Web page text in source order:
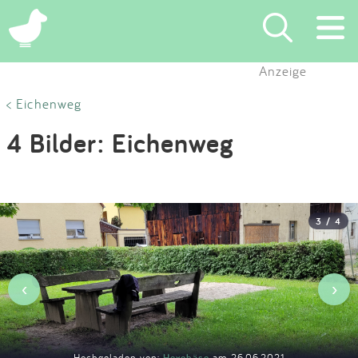
×
Eintragen
Blog
Partner
Kontakt
Anzeige
< Eichenweg
4 Bilder: Eichenweg
3 / 4
‹ ›